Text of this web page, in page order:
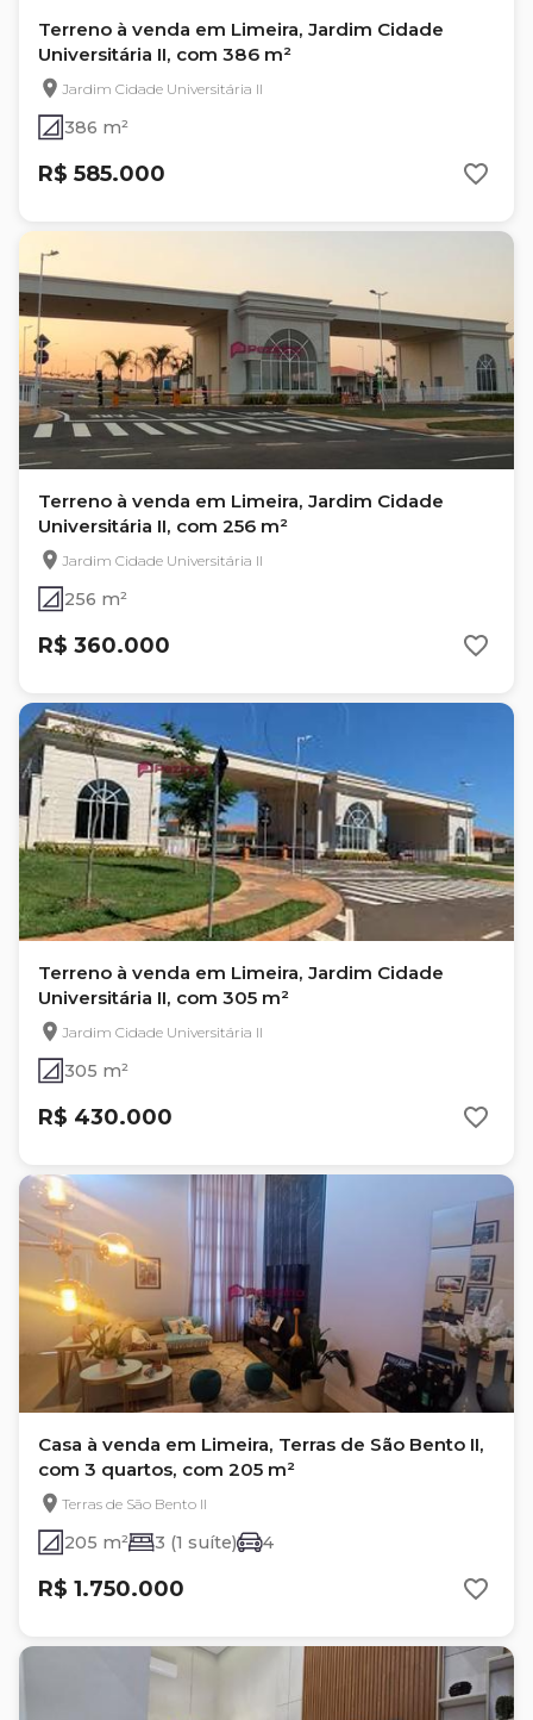
Terreno à venda em Limeira, Jardim Cidade
Universitária II, com 386 m²
Jardim Cidade Universitária II
386 m²
R$ 585.000
Terreno à venda em Limeira, Jardim Cidade
Universitária II, com 256 m²
Jardim Cidade Universitária II
256 m²
R$ 360.000
Terreno à venda em Limeira, Jardim Cidade
Universitária II, com 305 m²
Jardim Cidade Universitária II
305 m²
R$ 430.000
Casa à venda em Limeira, Terras de São Bento II,
com 3 quartos, com 205 m²
Terras de São Bento II
205 m² 3 (1 suíte) 4
R$ 1.750.000